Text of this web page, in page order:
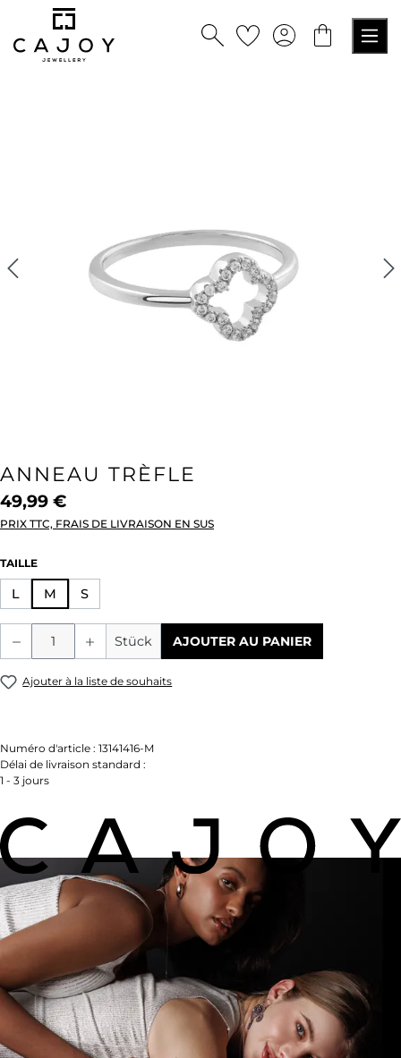
principal
ANNEAU TRÈFLE
49,99 €
PRIX TTC, FRAIS DE LIVRAISON EN SUS
SÉLECTIONNEZ
TAILLE
L M S
Quantité de produit : Entrez la
Stück AJOUTER AU PANIER
Ajouter à la liste de souhaits
Numéro d'article : 13141416-M
Délai de livraison standard :
1 - 3 jours